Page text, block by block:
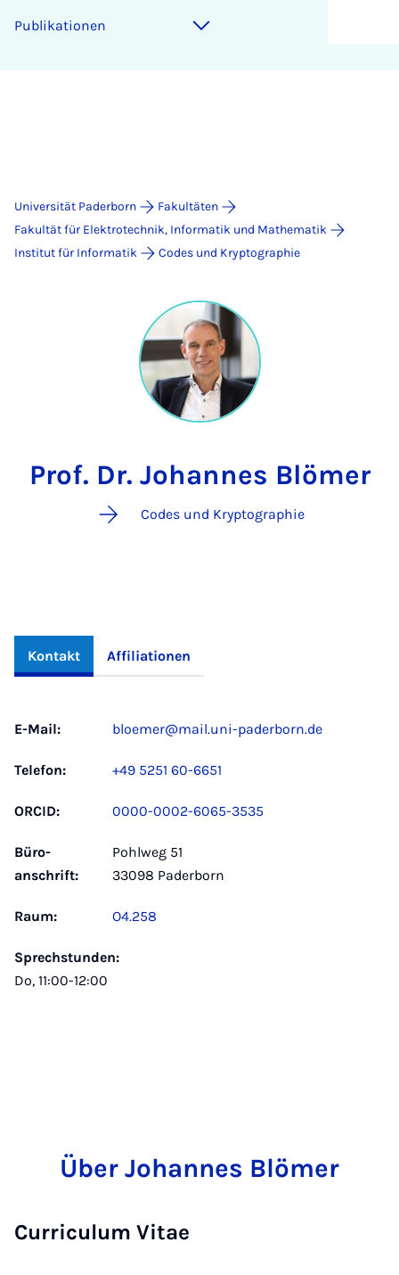
Publikationen
Universität Paderborn
Fakultäten
Fakultät für Elektrotechnik, Informatik und Mathematik
Institut für Informatik
Codes und Kryptographie
Prof. Dr. Johannes Blömer
Codes und Kryptographie
Kontakt Affiliationen
E-Mail: bloemer@mail.uni-paderborn.de
Telefon: +49 5251 60-6651
ORCID: 0000-0002-6065-3535
Büro­
anschrift:
Pohlweg 51
33098 Paderborn
Raum: O4.258
Sprechstunden:
Do, 11:00-12:00
Über Johannes Blömer
Curriculum Vitae